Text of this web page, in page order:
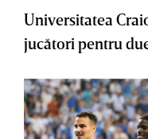
Universitatea
jucători pentru